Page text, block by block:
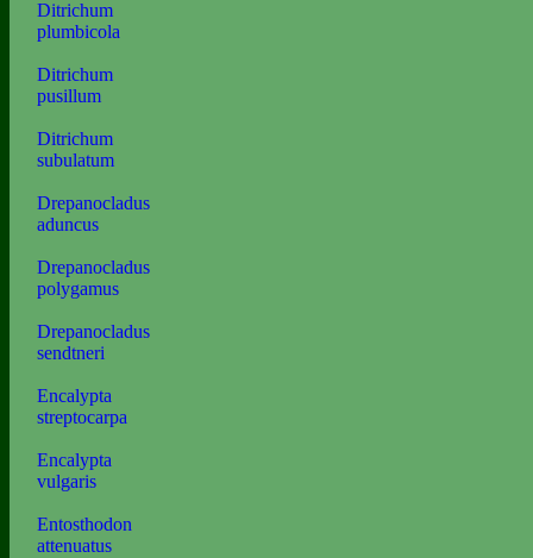
Ditrichum
plumbicola
Ditrichum
pusillum
Ditrichum
subulatum
Drepanocladus
aduncus
Drepanocladus
polygamus
Drepanocladus
sendtneri
Encalypta
streptocarpa
Encalypta
vulgaris
Entosthodon
attenuatus